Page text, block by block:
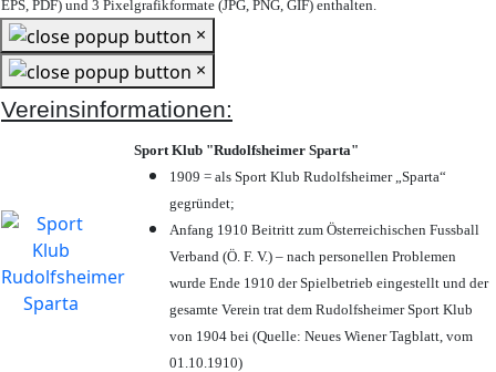
EPS, PDF) und 3 Pixelgrafikformate (JPG, PNG, GIF) enthalten.
×
×
Vereinsinformationen:
Sport Klub "Rudolfsheimer Sparta"
1909 = als Sport Klub Rudolfsheimer „Sparta“
gegründet;
Anfang 1910 Beitritt zum Österreichischen Fussball
Verband (Ö. F. V.) – nach personellen Problemen
wurde Ende 1910 der Spielbetrieb eingestellt und der
gesamte Verein trat dem Rudolfsheimer Sport Klub
von 1904 bei (Quelle: Neues Wiener Tagblatt, vom
01.10.1910)